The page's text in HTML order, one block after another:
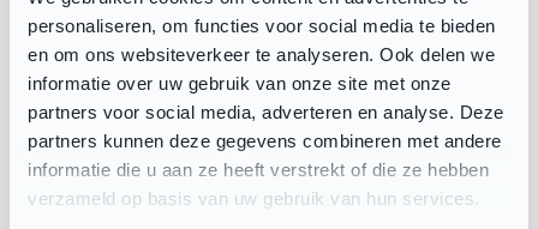
personaliseren, om functies voor social media te bieden
en om ons websiteverkeer te analyseren. Ook delen we
informatie over uw gebruik van onze site met onze
partners voor social media, adverteren en analyse. Deze
partners kunnen deze gegevens combineren met andere
informatie die u aan ze heeft verstrekt of die ze hebben
verzameld op basis van uw gebruik van hun services.
onderstaande keuzelijst staan alle genomineerden
alfabetisch op categorie en naam. Geef hieronder
aan namens welke genomineerde u bent
uitgenodigd.